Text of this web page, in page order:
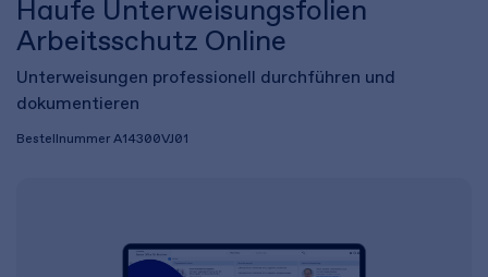
Haufe Unterweisungsfolien
Arbeitsschutz Online
Unterweisungen professionell durchführen und
dokumentieren
Bestellnummer A14300VJ01